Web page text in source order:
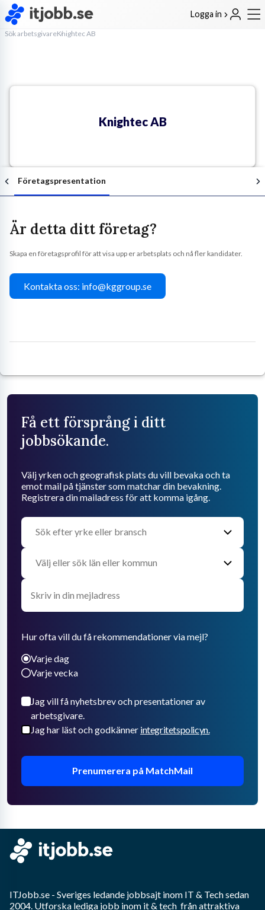
Logga in
Sök arbetsgivareKnightec AB
Knightec AB
Företagspresentation
Är detta ditt företag?
Skapa en företagsprofil för att visa upp er arbetsplats och nå fler kandidater.
Kontakta oss: info@kggroup.se
Få ett försprång i ditt
jobbsökande.
Välj yrken och geografisk plats du vill bevaka och ta
emot mail på tjänster som matchar din bevakning.
Registrera din mailadress för att komma igång.
Hur ofta vill du få rekommendationer via mejl?
Varje dag
Varje vecka
Jag vill få nyhetsbrev och presentationer av
arbetsgivare.
Jag har läst och godkänner integritetspolicyn.
Prenumerera på MatchMail
ITJobb.se - Sveriges ledande jobbsajt inom IT & Techsedan
2004. Utforska lediga jobb inom it & tech från attraktiva